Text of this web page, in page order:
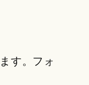
す。フォ